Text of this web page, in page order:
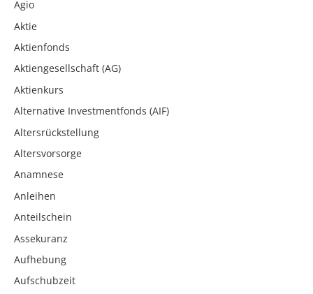
Agio
Aktie
Aktienfonds
Aktiengesellschaft (AG)
Aktienkurs
Alternative Investmentfonds (AIF)
Altersrückstellung
Altersvorsorge
Anamnese
Anleihen
Anteilschein
Assekuranz
Aufhebung
Aufschubzeit